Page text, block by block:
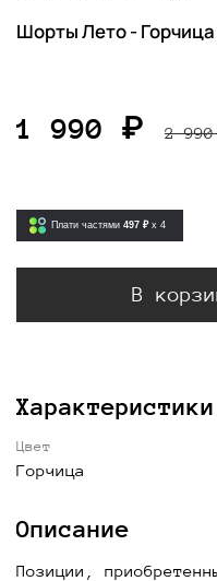
Шорты Лето - Горчица
1 990 ₽ 2
Плати частями 497 ₽ x 4
В
Характеристики
Цвет
Горчица
Описание
Позиции,